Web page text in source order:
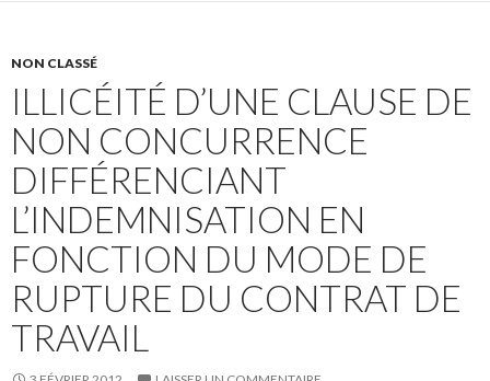
NON CLASSÉ
ILLICÉITÉ D’UNE CLAUSE DE
NON CONCURRENCE
DIFFÉRENCIANT
L’INDEMNISATION EN
FONCTION DU MODE DE
RUPTURE DU CONTRAT DE
TRAVAIL